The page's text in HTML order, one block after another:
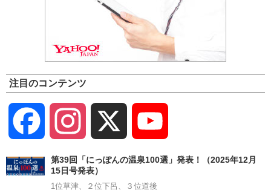
注目のコンテンツ
Facebook Instagram
Channel
第39回「にっぽんの温泉100選」発表！（2025年12月
15日号発表）
1位草津、２位下呂、３位道後